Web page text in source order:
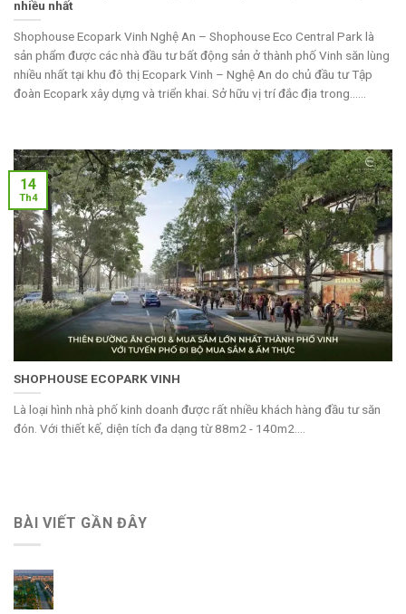
nhiều nhất
Shophouse Ecopark Vinh Nghệ An – Shophouse Eco Central Park là
sản phẩm được các nhà đầu tư bất động sản ở thành phố Vinh săn lùng
nhiều nhất tại khu đô thị Ecopark Vinh – Nghệ An do chủ đầu tư Tập
đoàn Ecopark xây dựng và triển khai. Sở hữu vị trí đắc địa trong......
SHOPHOUSE ECOPARK VINH
Là loại hình nhà phố kinh doanh được rất nhiều khách hàng đầu tư săn
đón. Với thiết kế, diện tích đa dạng từ 88m2 - 140m2....
14
Th4
BÀI VIẾT GẦN ĐÂY